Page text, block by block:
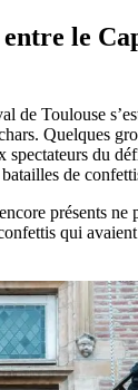
le
de Toulouse
Quelques
spectateurs du
de
présents ne
qui